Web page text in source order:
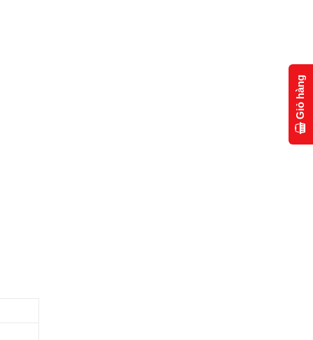
Giỏ hàng